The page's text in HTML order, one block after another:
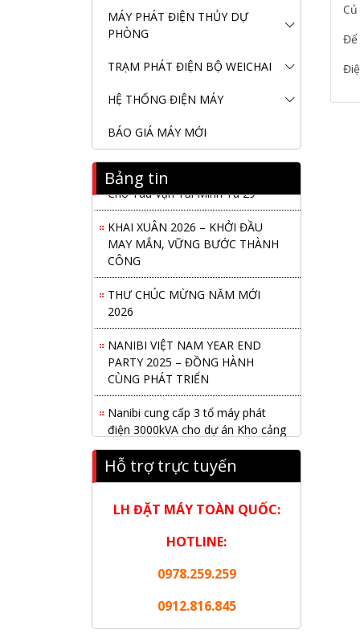
MÁY PHÁT ĐIỆN THỦY DỰ
PHÒNG
TRẠM PHÁT ĐIỆN BỘ WEICHAI
HỆ THỐNG ĐIỆN MÁY
BÁO GIÁ MÁY MỚI
Bảng tin
Nanibi Cung Cấp Động Cơ Weichai
Cho Tàu Vận Tải Minh Tú 29
KHAI XUÂN 2026 – KHỞI ĐẦU
MAY MẮN, VỮNG BƯỚC THÀNH
CÔNG
THƯ CHÚC MỪNG NĂM MỚI
2026
NANIBI VIỆT NAM YEAR END
PARTY 2025 – ĐỒNG HÀNH
CÙNG PHÁT TRIỂN
Nanibi cung cấp 3 tổ máy phát
điện 3000kVA cho dự án Kho cảng
Cái Mép LNG
Hội nghị tổng kết công tác năm
2026 do chi hội tàu du lịch Hạ
Ninh Bình & kỷ niệm 15 năm phát
Tập đoàn Công nghiệp nặng Sơn
Hỗ trợ trực tuyến
LH ĐẶT MÁY TOÀN QUỐC:
HOTLINE:
0978.259.259
0912.816.845
Để